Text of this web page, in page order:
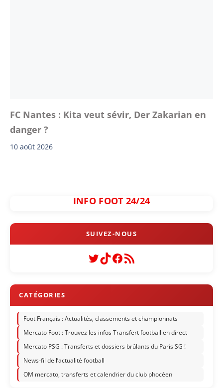
FC Nantes : Kita veut sévir, Der Zakarian en
danger ?
10 août 2026
INFO FOOT 24/24
Twitter
TikTok
Facebook
Flux RSS
Foot Français : Actualités, classements et championnats
Mercato Foot : Trouvez les infos Transfert football en direct
Mercato PSG : Transferts et dossiers brûlants du Paris SG !
News-fil de l’actualité football
OM mercato, transferts et calendrier du club phocéen